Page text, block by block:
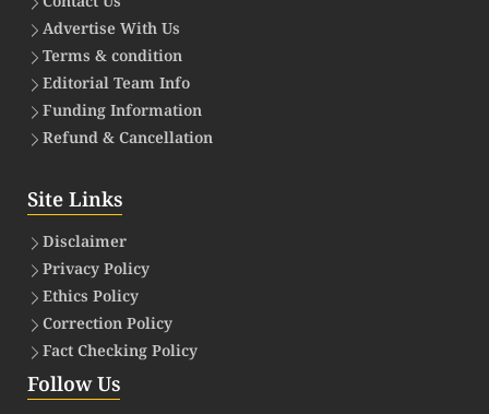
Advertise With Us
Terms & condition
Editorial Team Info
Funding Information
Refund & Cancellation
Site Links
Disclaimer
Privacy Policy
Ethics Policy
Correction Policy
Fact Checking Policy
Follow Us